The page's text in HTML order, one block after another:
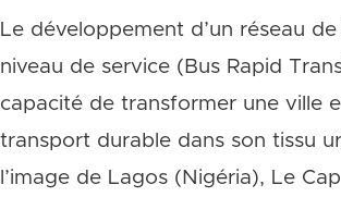
Le développement d’un réseau
niveau de service (Bus Rapid
capacité de transformer une ville
transport durable dans son tissu
l’image de Lagos (Nigéria), Le